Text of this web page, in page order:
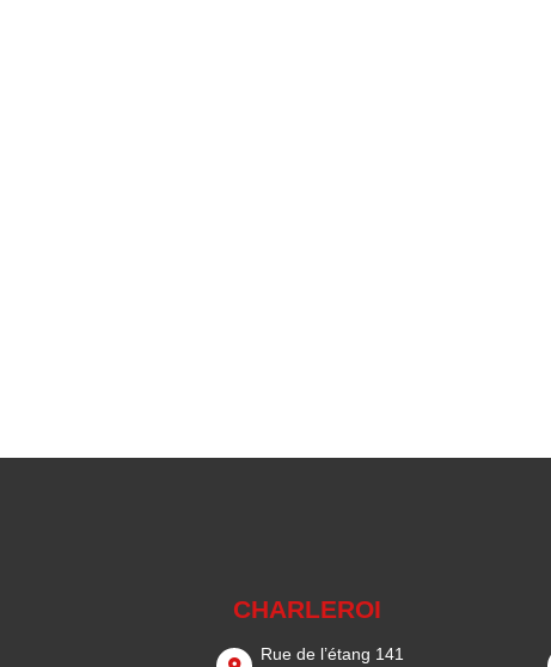
CHARLEROI
Rue de l’étang 141